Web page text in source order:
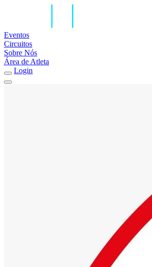
Eventos
Circuitos
Sobre Nós
Área de Atleta
Login